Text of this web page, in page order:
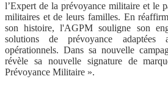
l’Expert de la prévoyance militaire et le
militaires et de leurs familles. En
son histoire, l'AGPM souligne son
solutions de prévoyance adaptées
opérationnels. Dans sa nouvelle
révèle sa nouvelle signature de
Prévoyance Militaire ».